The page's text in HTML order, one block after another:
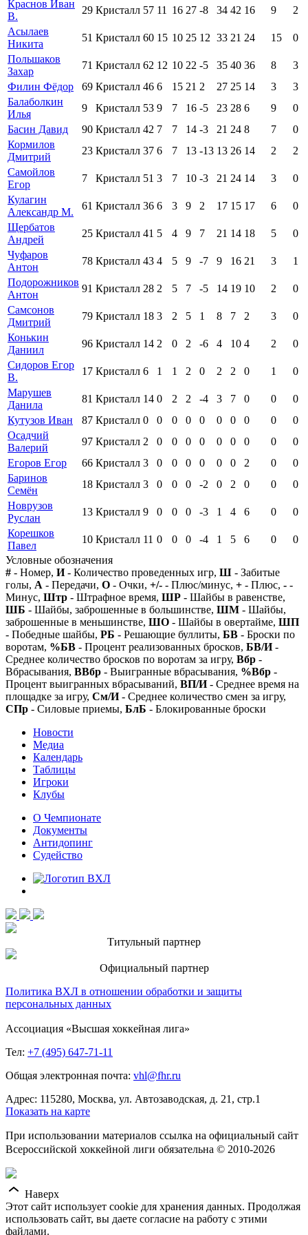
Краснов Иван
В.
29 Кристалл 57 11 16 27 -8 34 42 16 9
2
Асылаев
Никита
51 Кристалл 60 15 10 25 12 33 21 24 15
0
Польшаков
Захар
71 Кристалл 62 12 10 22 -5 35 40 36 8
3
Филин Фёдор
69 Кристалл 46 6 15 21 2 27 25 14 3
3
Балаболкин
Илья
9 Кристалл 53 9 7 16 -5 23 28 6 9
0
Басин Давид
90 Кристалл 42 7 7 14 -3 21 24 8 7
0
Кормилов
Дмитрий
23 Кристалл 37 6 7 13 -13 13 26 14 2
2
Самойлов
Егор
7 Кристалл 51 3 7 10 -3 21 24 14 3
0
Кулагин
Александр М.
61 Кристалл 36 6 3 9 2 17 15 17 6
0
Щербатов
Андрей
25 Кристалл 41 5 4 9 7 21 14 18 5
0
Чуфаров
Антон
78 Кристалл 43 4 5 9 -7 9 16 21 3
1
Подорожников
Антон
91 Кристалл 28 2 5 7 -5 14 19 10 2
0
Самсонов
Дмитрий
79 Кристалл 18 3 2 5 1 8 7 2 3
0
Конькин
Даниил
96 Кристалл 14 2 0 2 -6 4 10 4 2
0
Сидоров Егор
В.
17 Кристалл 6 1 1 2 0 2 2 0 1
0
Марушев
Данила
81 Кристалл 14 0 2 2 -4 3 7 0 0
0
Кутузов Иван
87 Кристалл 0 0 0 0 0 0 0 0 0
0
Осадчий
Валерий
97 Кристалл 2 0 0 0 0 0 0 0 0
0
Егоров Егор
66 Кристалл 3 0 0 0 0 0 0 2 0
0
Баринов
Семён
18 Кристалл 3 0 0 0 -2 0 2 0 0
0
Новрузов
Руслан
13 Кристалл 9 0 0 0 -3 1 4 6 0
0
Корешков
Павел
10 Кристалл 11 0 0 0 -4 1 5 6 0
0
Условные обозначения
# - Номер, И- Количество проведенных игр, Ш - Забитые
голы, А - Передачи, О - Очки, +/- - Плюс/минус, + - Плюс, - -
Минус, Штр - Штрафное время, ШР - Шайбы в равенстве,
ШБ - Шайбы, заброшенные в большинстве, ШМ - Шайбы,
заброшенные в меньшинстве, ШО - Шайбы в овертайме, ШП
- Победные шайбы, РБ - Решающие буллиты, БВ - Броски по
воротам, %БВ - Процент реализованных бросков, БВ/И-
Среднее количество бросков по воротам за игру, Вбр -
Вбрасывания, ВВбр - Выигранные вбрасывания, %Вбр -
Процент выигранных вбрасываний, ВП/И- Среднее время на
площадке за игру, См/И- Среднее количество смен за игру,
СПр - Силовые приемы, БлБ - Блокированные броски
Новости
Медиа
Календарь
Таблицы
Игроки
Клубы
О Чемпионате
Документы
Антидопинг
Судейство
Титульный партнер
Официальный партнер
Политика ВХЛ в отношении обработки и защиты
персональных данных
Ассоциация «Высшая хоккейная лига»
Тел: +7 (495) 647-71-11
Общая электронная почта: vhl@fhr.ru
Адрес: 115280, Москва, ул. Автозаводская, д. 21, стр.1
Показать на карте
При использовании материалов ссылка на официальный сайт
Всероссийской хоккейной лиги обязательна © 2010-2026
Наверх
Этот сайт использует cookie для хранения данных. Продолжая
использовать сайт, вы даете согласие на работу с этими
файлами.